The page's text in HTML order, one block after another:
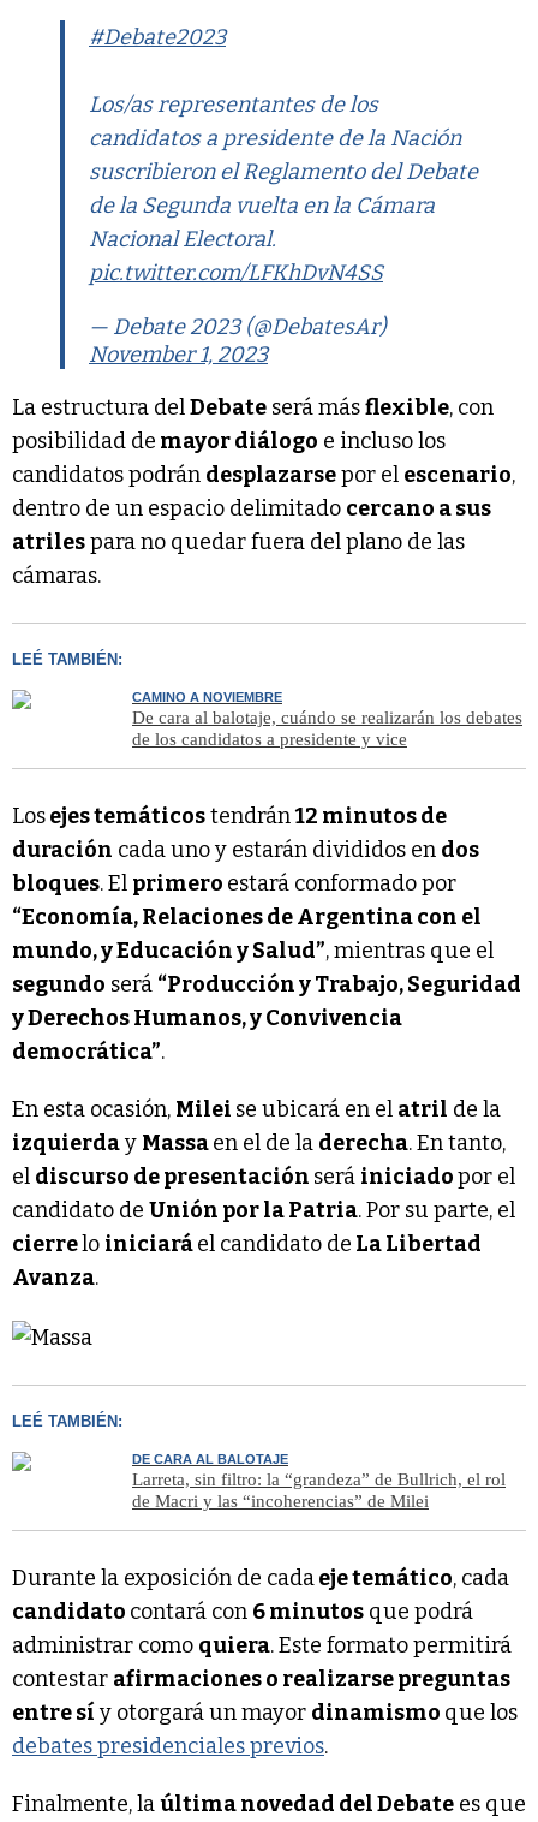
#Debate2023
Los/as representantes de los
candidatos a presidente de la Nación
suscribieron el Reglamento del Debate
de la Segunda vuelta en la Cámara
Nacional Electoral.
pic.twitter.com/LFKhDvN4SS
— Debate 2023 (@DebatesAr)
November 1, 2023
La estructura delDebate será másflexible, con
posibilidad de mayor diálogo e incluso los
candidatos podrán desplazarsepor el escenario,
dentro de un espacio delimitado cercano a sus
atrilespara no quedar fuera del plano de las
cámaras.
LEÉ TAMBIÉN:
CAMINO A NOVIEMBRE
De cara al balotaje, cuándo se realizarán los debates
de los candidatos a presidente y vice
Losejes temáticostendrán12 minutos de
duración cada uno y estarán divididos en dos
bloques. El primero estará conformado por
“Economía, Relaciones de Argentina con el
mundo, y Educación y Salud”, mientras que el
segundo será “Producción y Trabajo, Seguridad
y Derechos Humanos, y Convivencia
democrática”.
En esta ocasión, Milei se ubicará en el atril de la
izquierday Massaen el de la derecha. En tanto,
el discurso de presentación será iniciadopor el
candidato de Unión por la Patria. Por su parte, el
cierrelo iniciaráel candidato de La Libertad
Avanza.
LEÉ TAMBIÉN:
DE CARA AL BALOTAJE
Larreta, sin filtro: la “grandeza” de Bullrich, el rol
de Macri y las “incoherencias” de Milei
Durante la exposición de cadaeje temático, cada
candidato contará con 6 minutos que podrá
administrar como quiera. Este formato permitirá
contestar afirmaciones o realizarse preguntas
entre síy otorgará un mayor dinamismo que los
debates presidenciales previos.
Finalmente, laúltima novedad del Debate es que